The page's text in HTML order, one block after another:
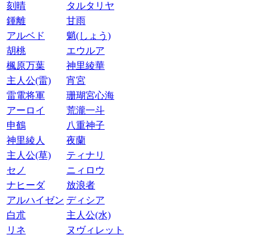
刻晴
タルタリヤ
鍾離
甘雨
アルベド
魈(しょう)
胡桃
エウルア
楓原万葉
神里綾華
主人公(雷)
宵宮
雷電将軍
珊瑚宮心海
アーロイ
荒瀧一斗
申鶴
八重神子
神里綾人
夜蘭
主人公(草)
ティナリ
セノ
ニィロウ
ナヒーダ
放浪者
アルハイゼン ディシア
白朮
主人公(水)
リネ
ヌヴィレット